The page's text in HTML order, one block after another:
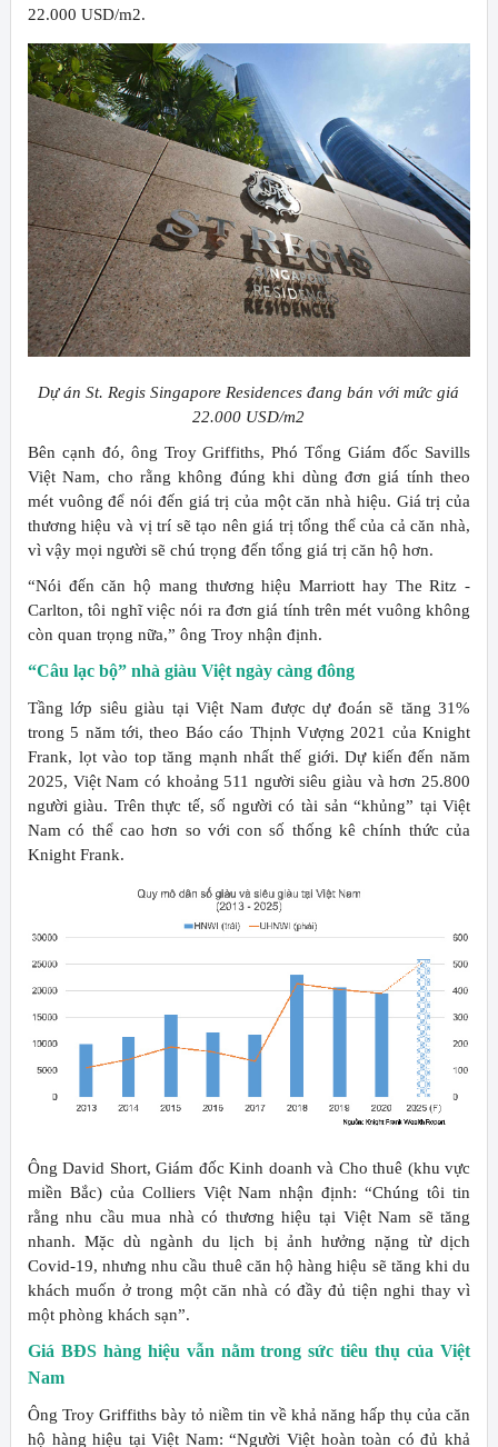
22.000 USD/m2.
Dự án St. Regis Singapore Residences đang bán với mức giá
22.000 USD/m2
Bên cạnh đó, ông Troy Griffiths, Phó Tổng Giám đốc Savills
Việt Nam, cho rằng không đúng khi dùng đơn giá tính theo
mét vuông để nói đến giá trị của một căn nhà hiệu. Giá trị của
thương hiệu và vị trí sẽ tạo nên giá trị tổng thể của cả căn nhà,
vì vậy mọi người sẽ chú trọng đến tổng giá trị căn hộ hơn.
“Nói đến căn hộ mang thương hiệu Marriott hay The Ritz -
Carlton, tôi nghĩ việc nói ra đơn giá tính trên mét vuông không
còn quan trọng nữa,” ông Troy nhận định.
“Câu lạc bộ” nhà giàu Việt ngày càng đông
Tầng lớp siêu giàu tại Việt Nam được dự đoán sẽ tăng 31%
trong 5 năm tới, theo Báo cáo Thịnh Vượng 2021 của Knight
Frank, lọt vào top tăng mạnh nhất thế giới. Dự kiến đến năm
2025, Việt Nam có khoảng 511 người siêu giàu và hơn 25.800
người giàu. Trên thực tế, số người có tài sản “khủng” tại Việt
Nam có thể cao hơn so với con số thống kê chính thức của
Knight Frank.
Ông David Short, Giám đốc Kinh doanh và Cho thuê (khu vực
miền Bắc) của Colliers Việt Nam nhận định: “Chúng tôi tin
rằng nhu cầu mua nhà có thương hiệu tại Việt Nam sẽ tăng
nhanh. Mặc dù ngành du lịch bị ảnh hưởng nặng từ dịch
Covid-19, nhưng nhu cầu thuê căn hộ hàng hiệu sẽ tăng khi du
khách muốn ở trong một căn nhà có đầy đủ tiện nghi thay vì
một phòng khách sạn”.
Giá BĐS hàng hiệu vẫn nằm trong sức tiêu thụ của Việt
Nam
Ông Troy Griffiths bày tỏ niềm tin về khả năng hấp thụ của căn
hộ hàng hiệu tại Việt Nam: “Người Việt hoàn toàn có đủ khả